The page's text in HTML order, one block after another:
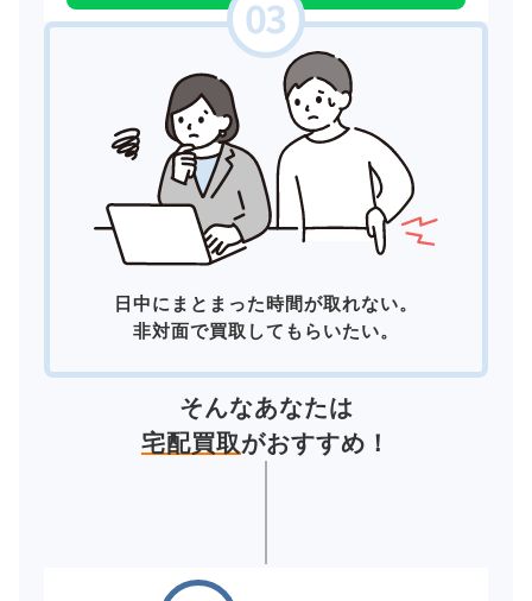
日中にまとまった時間が取れない。
非対面で買取してもらいたい。
そんなあなたは
宅配買取がおすすめ！